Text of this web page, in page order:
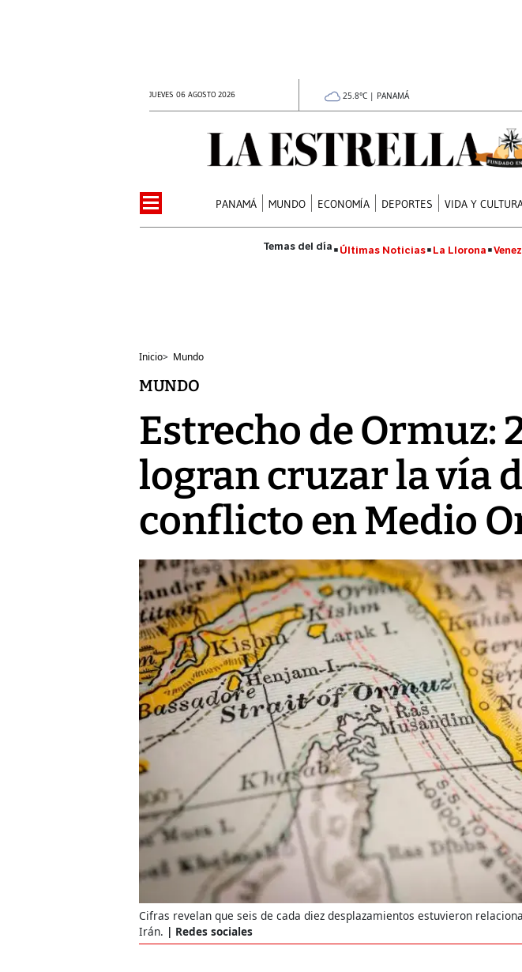
JUEVES 06 AGOSTO 2026 25.8°C | PANAMÁ
PANAMÁ MUNDO ECONOMÍA DEPORTES VIDA Y
Últimas Noticias La Llorona
Inicio> Mundo
MUNDO
Estrecho de Ormuz:
logran cruzar la vía
conflicto en Medio
Cifras revelan que seis de cada diez desplazamientos estuvieron
Irán.
Redes sociales
Video,
deja
daños
Un fuerte
7,1 se
julio en la
al sur de
emergencia